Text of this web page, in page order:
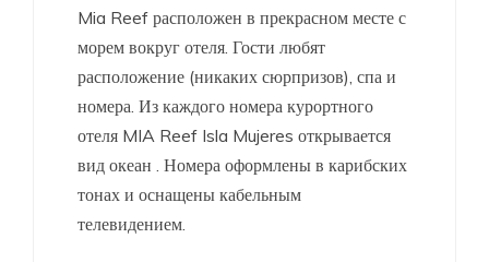
Mia Reef расположен в прекрасном месте с
морем вокруг отеля. Гости любят
расположение (никаких сюрпризов), спа и
номера. Из каждого номера курортного
отеля MIA Reef Isla Mujeres открывается
вид океан . Номера оформлены в карибских
тонах и оснащены кабельным
телевидением.